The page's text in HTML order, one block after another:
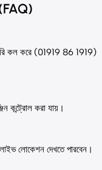
কল করে (01919 86 1919)
কন্ট্রোল করা যায়।
লোকেশন দেখতে পারবেন।